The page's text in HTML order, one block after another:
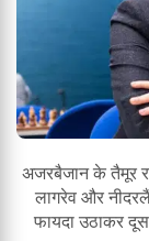
अजरबैजान के तैमूर
लागरेव और
फायदा उठाकर